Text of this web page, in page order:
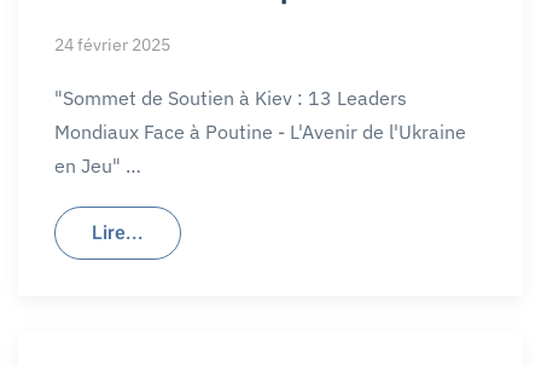
24 février 2025
"Sommet de Soutien à Kiev : 13 Leaders
Mondiaux Face à Poutine - L'Avenir de l'Ukraine
en Jeu" …
Lire...